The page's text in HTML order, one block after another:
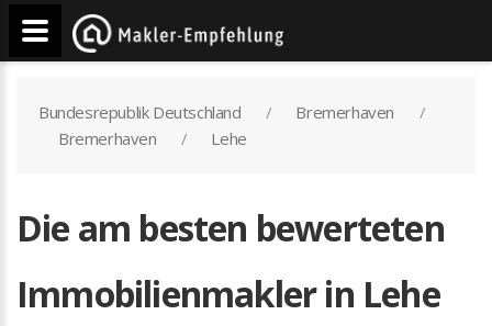
Bundesrepublik Deutschland
Bremerhaven
Bremerhaven
Lehe
Die am besten bewerteten
Immobilienmakler in Lehe